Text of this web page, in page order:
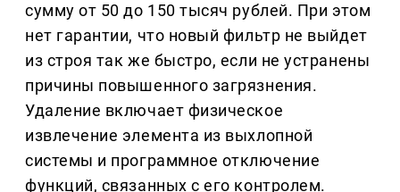
сумму от 50 до 150 тысяч рублей. При этом
нет гарантии, что новый фильтр не выйдет
из строя так же быстро, если не устранены
причины повышенного загрязнения.
Удаление включает физическое
извлечение элемента из выхлопной
системы и программное отключение
функций, связанных с его контролем.